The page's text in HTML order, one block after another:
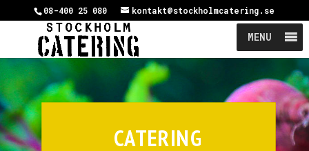
08-400 25 080 kontakt@stockholmcatering.se
MENU
CATERING